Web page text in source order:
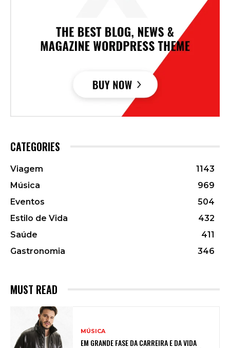
CATEGORIES
Viagem
1143
Música
969
Eventos
504
Estilo de Vida
432
Saúde
411
Gastronomia
346
MUST READ
MÚSICA
EM GRANDE FASE DA CARREIRA E DA VIDA